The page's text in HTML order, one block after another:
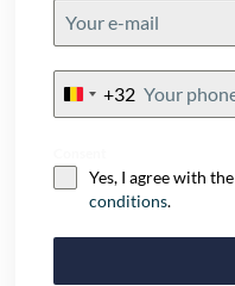
Belgium
+32
Yes, I agree with the
conditions.